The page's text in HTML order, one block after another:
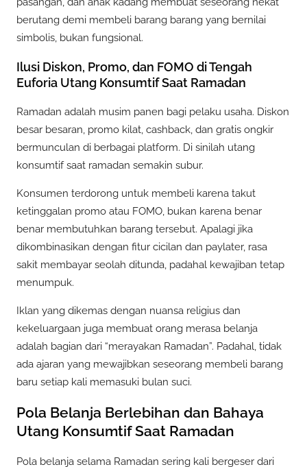
berutang demi membeli barang barang yang bernilai
simbolis, bukan fungsional.
Ilusi Diskon, Promo, dan FOMO di Tengah
Euforia Utang Konsumtif Saat Ramadan
Ramadan adalah musim panen bagi pelaku usaha. Diskon
besar besaran, promo kilat, cashback, dan gratis ongkir
bermunculan di berbagai platform. Di sinilah utang
konsumtif saat ramadan semakin subur.
Konsumen terdorong untuk membeli karena takut
ketinggalan promo atau FOMO, bukan karena benar
benar membutuhkan barang tersebut. Apalagi jika
dikombinasikan dengan fitur cicilan dan paylater, rasa
sakit membayar seolah ditunda, padahal kewajiban tetap
menumpuk.
Iklan yang dikemas dengan nuansa religius dan
kekeluargaan juga membuat orang merasa belanja
adalah bagian dari “merayakan Ramadan”. Padahal, tidak
ada ajaran yang mewajibkan seseorang membeli barang
baru setiap kali memasuki bulan suci.
Pola Belanja Berlebihan dan Bahaya
Utang Konsumtif Saat Ramadan
Pola belanja selama Ramadan sering kali bergeser dari